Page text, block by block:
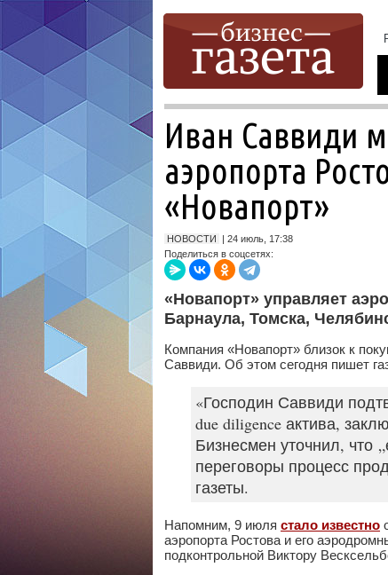
Иван Саввиди
аэропорта
«Новапорт»
НОВОСТИ
| 24 июль, 17:38
Поделиться в соцсетях:
«Новапорт» управляет
Барнаула, Томска,
Компания «Новапорт» близок к
Саввиди. Об этом сегодня пишет
«Господин Саввиди
due diligence актива,
Бизнесмен уточнил, что
переговоры процесс
газеты.
Напомним, 9 июля стало известно
аэропорта Ростова и его
подконтрольной Виктору